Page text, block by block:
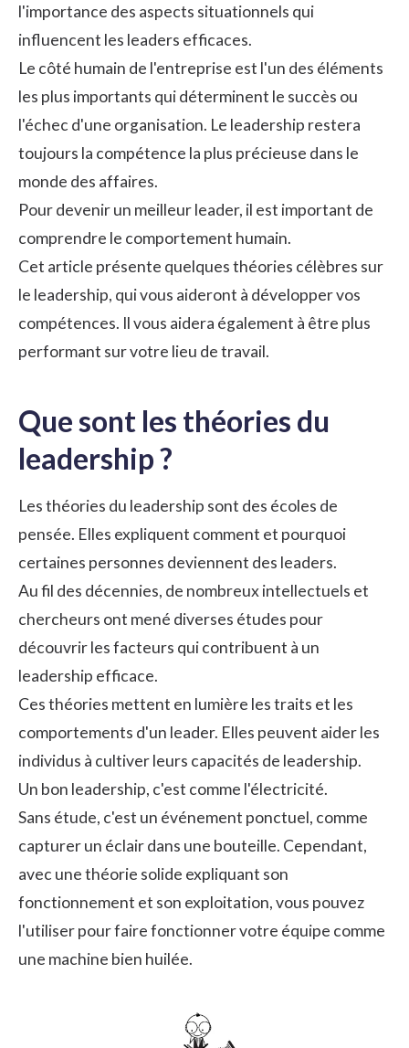
l'importance des aspects situationnels qui
influencent les leaders efficaces.
Le côté humain de l'entreprise est l'un des éléments
les plus importants qui déterminent le succès ou
l'échec d'une organisation. Le leadership restera
toujours la compétence la plus précieuse dans le
monde des affaires.
Pour devenir un meilleur leader, il est important de
comprendre le comportement humain.
Cet article présente quelques théories célèbres sur
le leadership, qui vous aideront à développer vos
compétences. Il vous aidera également à être plus
performant sur votre lieu de travail.
Que sont les théories du
leadership ?
Les théories du leadership sont des écoles de
pensée. Elles expliquent comment et pourquoi
certaines personnes deviennent des leaders.
Au fil des décennies, de nombreux intellectuels et
chercheurs ont mené diverses études pour
découvrir les facteurs qui contribuent à un
leadership efficace.
Ces théories mettent en lumière les traits et les
comportements d'un leader. Elles peuvent aider les
individus à cultiver leurs capacités de leadership.
Un bon leadership, c'est comme l'électricité.
Sans étude, c'est un événement ponctuel, comme
capturer un éclair dans une bouteille. Cependant,
avec une théorie solide expliquant son
fonctionnement et son exploitation, vous pouvez
l'utiliser pour faire fonctionner votre équipe comme
une machine bien huilée.